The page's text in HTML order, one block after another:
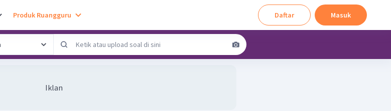
Produk Ruangguru Daftar Masuk
Iklan